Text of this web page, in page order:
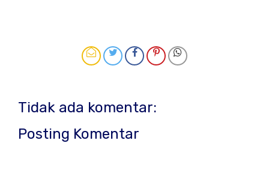
Tidak ada komentar:
Posting Komentar